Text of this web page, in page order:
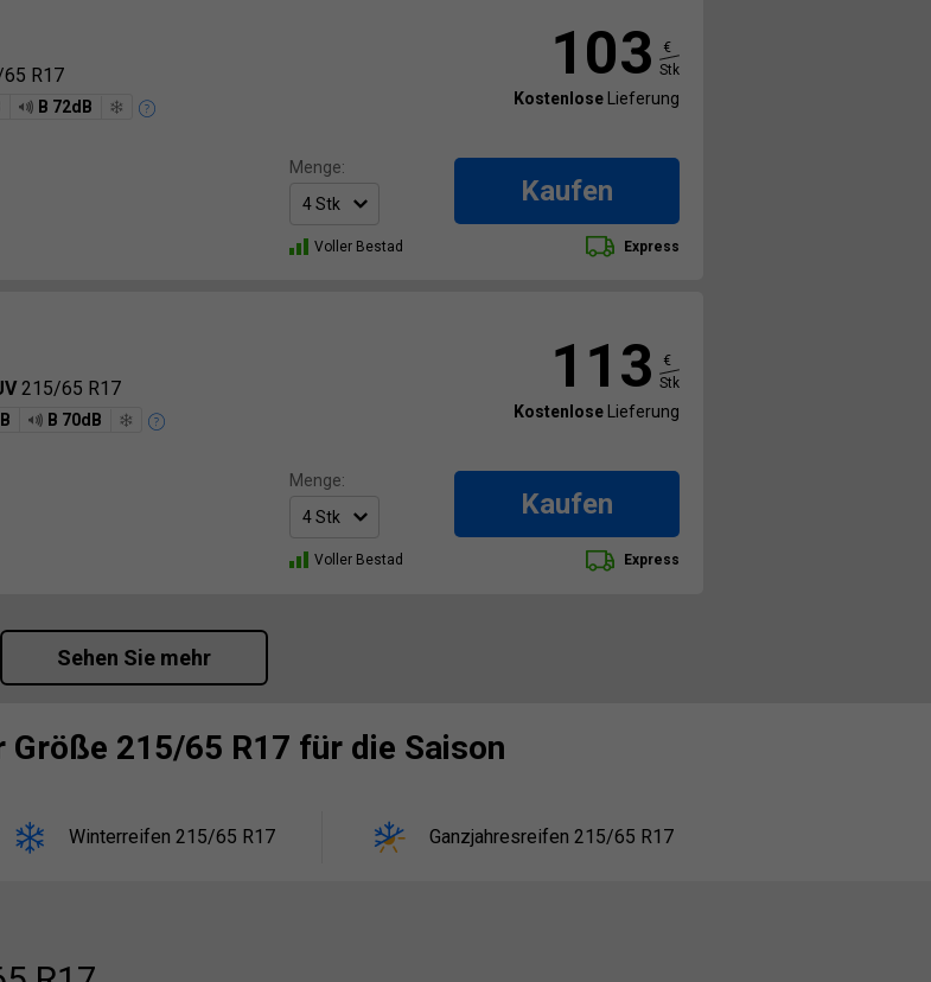
R17
B 72dB
103
€
Stk
Kostenlose Lieferung
Menge:
Kaufen
Voller Bestad Express
215/65 R17
B
B 70dB
113
€
Stk
Kostenlose Lieferung
Menge:
Kaufen
Voller Bestad Express
Sehen Sie mehr
215/65 R17 für die Saison
Winterreifen 215/65 R17 Ganzjahresreifen 215/65 R17